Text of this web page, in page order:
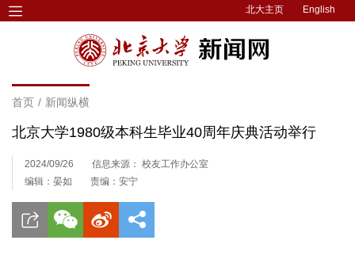
北大主页 English
首页 / 新闻纵横
北京大学1980级本科生毕业40周年庆典活动举行
2024/09/26
信息来源： 校友工作办公室
编辑：晏如
责编：安宁